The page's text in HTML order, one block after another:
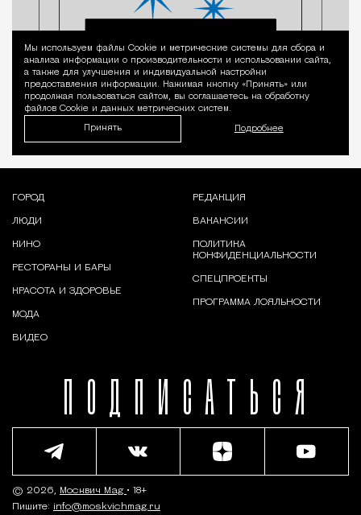
Уведомление
Мы используем файлы Сookie и метрические системы для сбора и
анализа информации о производительности и использовании сайта,
а также для улучшения и индивидуальной настройки
предоставления информации. Нажимая кнопку «Принять» или
продолжая пользоваться сайтом, вы соглашаетесь на обработку
файлов Cookie и данных метрических систем.
Принять Подробнее
ПОДПИСАТЬСЯ
ГОРОД
ЛЮДИ
КИНО
РЕСТОРАНЫ И БАРЫ
КРАСОТА И ЗДОРОВЬЕ
МОДА
ВИДЕО
РЕДАКЦИЯ
ВАКАНСИИ
ПОЛИТИКА
КОНФИДЕНЦИАЛЬНОСТИ
СПЕЦПРОЕКТЫ
ПРОГРАММА ЛОЯЛЬНОСТИ
© 2026, Москвич Mag • 18+
Пишите: info@moskvichmag.ru